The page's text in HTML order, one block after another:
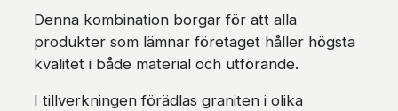
Denna kombination borgar för att alla
produkter som lämnar företaget håller högsta
kvalitet i både material och utförande.
I tillverkningen förädlas graniten i olika